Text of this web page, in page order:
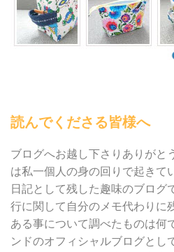
読んでくださる皆様へ
ブログへお越し下さりありがと
は私一個人の身の回りで起きて
日記として残した趣味のブログ
行に関して自分のメモ代わりに
ある事について調べたものは何
ンドのオフィシャルブログとし